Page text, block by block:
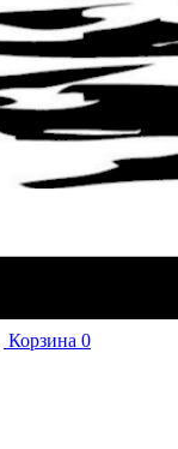
Корзина 0